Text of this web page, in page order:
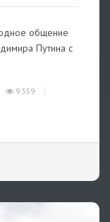
общение
Путина с
9 559